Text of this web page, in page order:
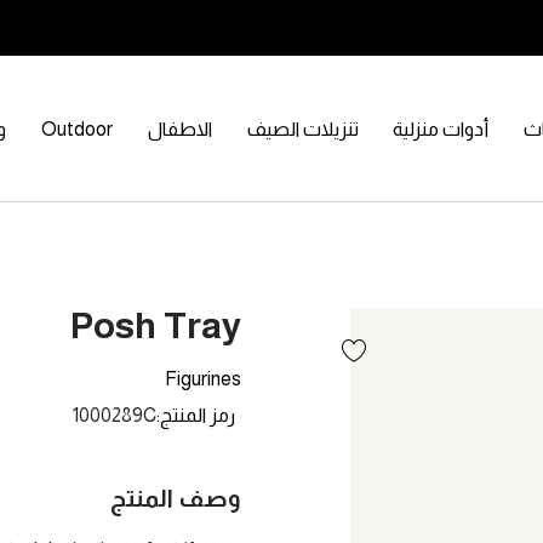
أدوات منزلية تنزيلات الصيف الاطفال Outdoor
Posh Tray
Figurines
رمز المنتج 1000289C
وصف المنتج